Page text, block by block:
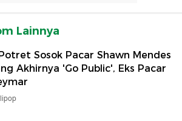
Lainnya
Sosok Pacar Shawn Mendes
Akhirnya 'Go Public', Eks Pacar